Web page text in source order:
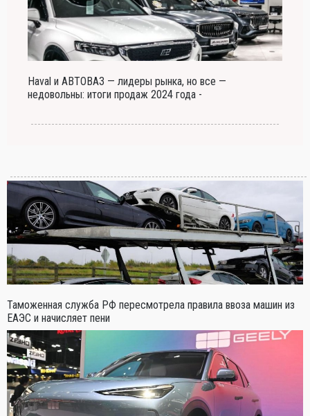
Haval и АВТОВАЗ — лидеры рынка, но все —
недовольны: итоги продаж 2024 года -
Таможенная служба РФ пересмотрела правила ввоза машин из
ЕАЭС и начисляет пени